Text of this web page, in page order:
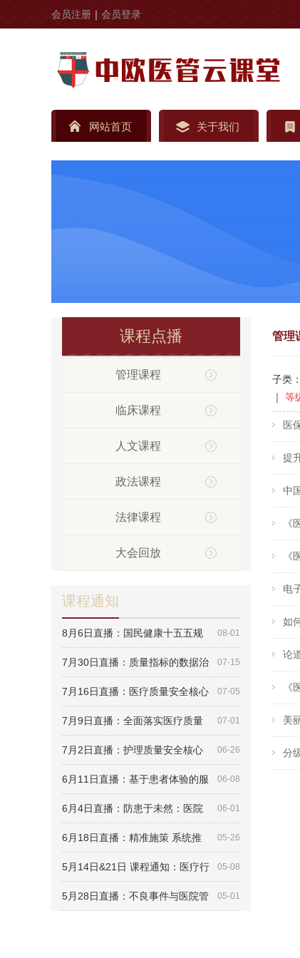
会员注册 ｜ 会员登录
网站首页 关于我们
课程点播
管理课程
临床课程
人文课程
政法课程
法律课程
大会回放
课程通知
8月6日直播：国民健康十五五规 08-01
7月30日直播：质量指标的数据治 07-15
7月16日直播：医疗质量安全核心 07-05
7月9日直播：全面落实医疗质量 07-01
7月2日直播：护理质量安全核心 06-26
6月11日直播：基于患者体验的服 06-08
6月4日直播：防患于未然：医院 06-01
6月18日直播：精准施策 系统推 05-26
5月14日&21日 课程通知：医疗行 05-08
5月28日直播：不良事件与医院管 05-01
管理
子类：
｜ 等
医
提
中
电
如
论
美
分